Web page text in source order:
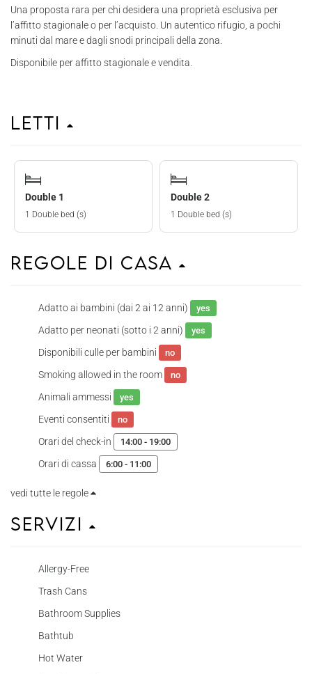
Una proposta rara per chi desidera una proprietà esclusiva per
l’affitto stagionale o per l’acquisto. Un autentico rifugio, a pochi
minuti dal mare e dagli snodi principali della zona.
Disponibile per affitto stagionale e vendita.
Letti
Double 1
1 Double bed (s)
Double 2
1 Double bed (s)
Regole di casa
Adatto ai bambini (dai 2 ai 12 anni) yes
Adatto per neonati (sotto i 2 anni) yes
Disponibili culle per bambini no
Smoking allowed in the room no
Animali ammessi yes
Eventi consentiti no
Orari del check-in 14:00 - 19:00
Orari di cassa 6:00 - 11:00
vedi tutte le regole
Servizi
Allergy-Free
Trash Cans
Bathroom Supplies
Bathtub
Hot Water